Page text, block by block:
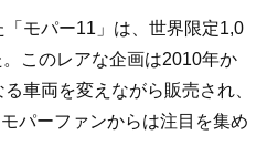
モパー11」は、世界限定1,0
このレアな企画は2010年か
車両を変えながら販売され、
パーファンからは注目を集め